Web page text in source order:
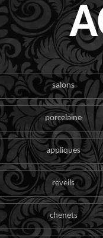
salons
porcelaine
appliques
reveils
chenets